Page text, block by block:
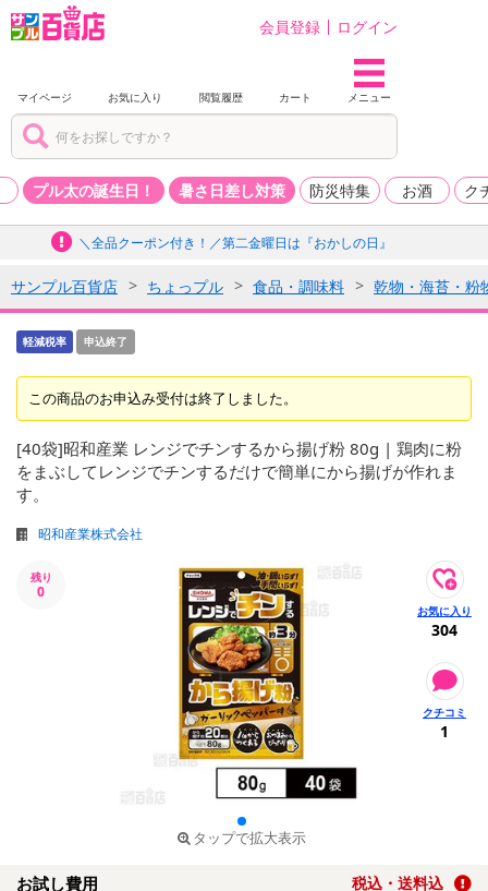
会員登録 ログイン
マイページ お気に入り 閲覧履歴 カート メニュー
プル太の誕生日！ 暑さ日差し対策 防災特集 お酒 ク
＼全品クーポン付き！／第二金曜日は『おかしの日』
サンプル百貨店 ちょっプル 食品・調味料 乾物・海苔・粉
軽減税率 申込終了
この商品のお申込み受付は終了しました。
[40袋]昭和産業 レンジでチンするから揚げ粉 80g | 鶏肉に粉
をまぶしてレンジでチンするだけで簡単にから揚げが作れま
す。
昭和産業株式会社
残り
0
タップで拡大表示
304
1
お試し費用 税込・送料込